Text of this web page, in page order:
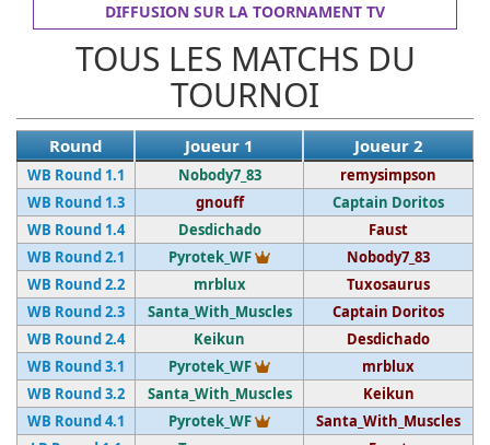
DIFFUSION SUR LA TOORNAMENT TV
TOUS LES MATCHS DU
TOURNOI
Round Joueur 1 Joueur 2
WB Round 1.1 Nobody7_83
remysimpson
WB Round 1.3
gnouff
Captain Doritos
WB Round 1.4
Desdichado
Faust
WB Round 2.1
Pyrotek_WF Vainqueur du tournoi
Nobody7_83
WB Round 2.2
mrblux
Tuxosaurus
WB Round 2.3
Santa_With_Muscles
Captain Doritos
WB Round 2.4
Keikun
Desdichado
WB Round 3.1
Pyrotek_WF Vainqueur du tournoi
mrblux
WB Round 3.2
Santa_With_Muscles
Keikun
WB Round 4.1
Pyrotek_WF Vainqueur du tournoi
Santa_With_Muscles